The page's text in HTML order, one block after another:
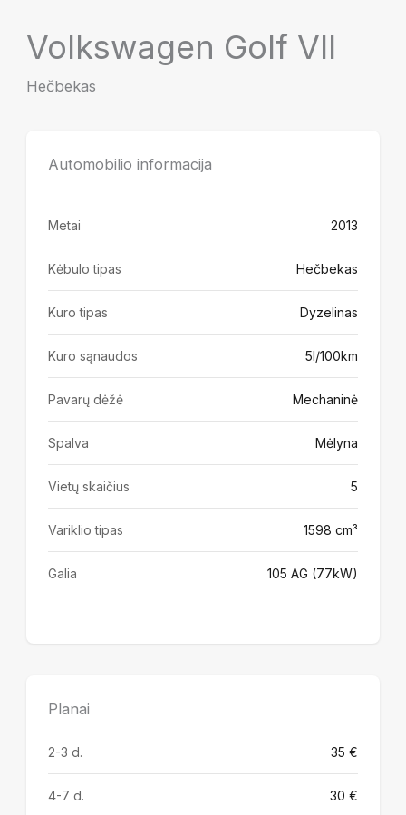
Volkswagen Golf VII
Hečbekas
Automobilio informacija
Metai 2013
Kėbulo tipas Hečbekas
Kuro tipas Dyzelinas
Kuro sąnaudos 5l/100km
Pavarų dėžė Mechaninė
Spalva Mėlyna
Vietų skaičius 5
Variklio tipas 1598 cm³
Galia 105 AG (77kW)
Planai
2-3 d. 35 €
4-7 d. 30 €